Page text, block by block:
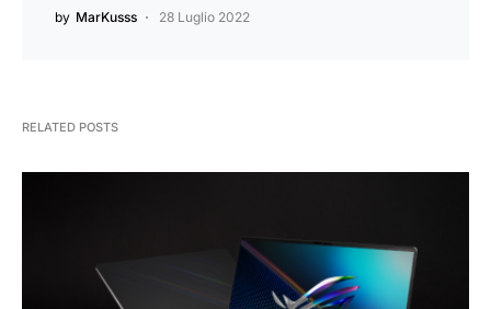
by MarKusss 28 Luglio 2022
RELATED POSTS